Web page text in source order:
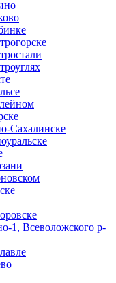
Сахалинске
1, Всеволожского р-